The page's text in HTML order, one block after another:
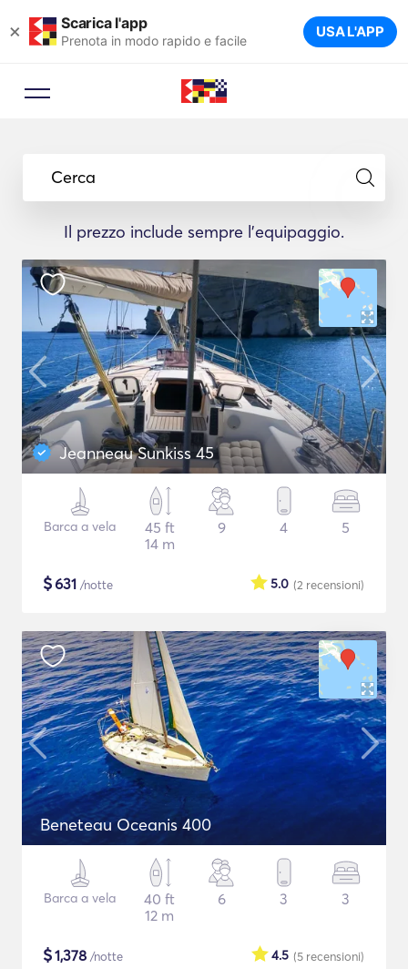
× Scarica l'app
Prenota in modo rapido e facile USA L'APP
Cerca
Il prezzo include sempre l'equipaggio.
Jeanneau Sunkiss 45
Barca a vela
45 ft
14 m
9 4 5
$631 /notte (2 recensioni)
5.0
Beneteau Oceanis 400
Barca a vela
40 ft
12 m
6 3 3
$1,378 /notte (5 recensioni)
4.5